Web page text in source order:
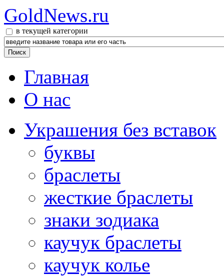
GoldNews.ru
в текущей категории
Главная
О нас
Украшения без вставок
буквы
браслеты
жесткие браслеты
знаки зодиака
каучук браслеты
каучук колье